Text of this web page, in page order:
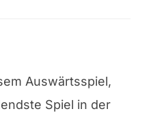
Auswärtsspiel,
Spiel in der